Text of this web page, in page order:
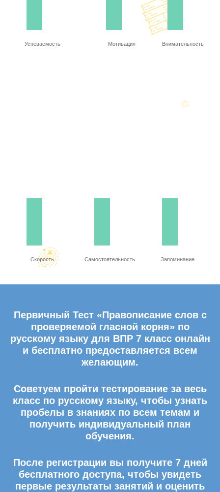
Успеваемость Мотивация Внимательность
Скорость Самостоятельность Запоминание
Первичный Тест «Правописание слов с
проверяемой гласной корня» по
русскому языку для ВПР 7 класс онлайн
и бесплатно предоставляется всем
желающим.
Советуем пройти тестирование за весь
класс по русскому языку, чтобы узнать
пробелы в знаниях по всем темам и
получить индивидуальный план
обучения.
После регистрации вы получите 7 дней
бесплатного доступа, чтобы увидеть
первые результаты занятий и оценить